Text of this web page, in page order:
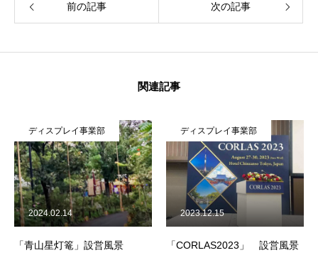
前の記事 次の記事
関連記事
ディスプレイ事業部
「青山星灯篭」設営風景
2024.02.14
ディスプレイ事業部
「CORLAS2023」 設営風景
2023.12.15